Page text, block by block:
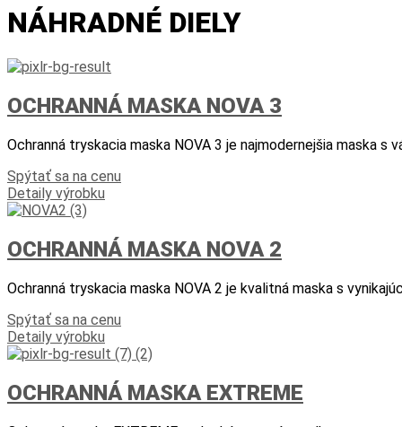
NÁHRADNÉ DIELY
OCHRANNÁ MASKA NOVA 3
Ochranná tryskacia maska NOVA 3 je najmodernejšia maska s
Spýtať sa na cenu
Detaily výrobku
OCHRANNÁ MASKA NOVA 2
Ochranná tryskacia maska NOVA 2 je kvalitná maska s
Spýtať sa na cenu
Detaily výrobku
OCHRANNÁ MASKA EXTREME